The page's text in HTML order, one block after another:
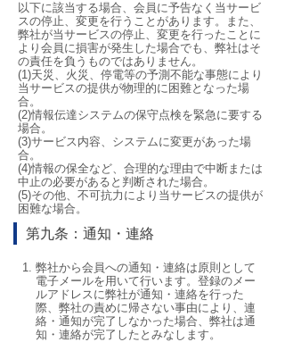
以下に該当する場合、会員に予告なく当サービ
スの停止、変更を行うことがあります。また、
弊社が当サービスの停止、変更を行ったことに
より会員に損害が発生した場合でも、弊社はそ
の責任を負うものではありません。
(1)天災、火災、停電等の予測不能な事態により
当サービスの提供が物理的に困難となった場
合。
(2)情報伝達システムの保守点検を緊急に要する
場合。
(3)サービス内容、システムに変更があった場
合。
(4)情報の保全など、合理的な理由で中断または
中止の必要があると判断された場合。
(5)その他、不可抗力により当サービスの提供が
困難な場合。
第九条：通知・連絡
弊社から会員への通知・連絡は原則として
電子メールを用いて行います。登録のメー
ルアドレスに弊社が通知・連絡を行った
際、弊社の責めに帰さない事由により、連
絡・通知が完了しなかった場合、弊社は通
知・連絡が完了したとみなします。